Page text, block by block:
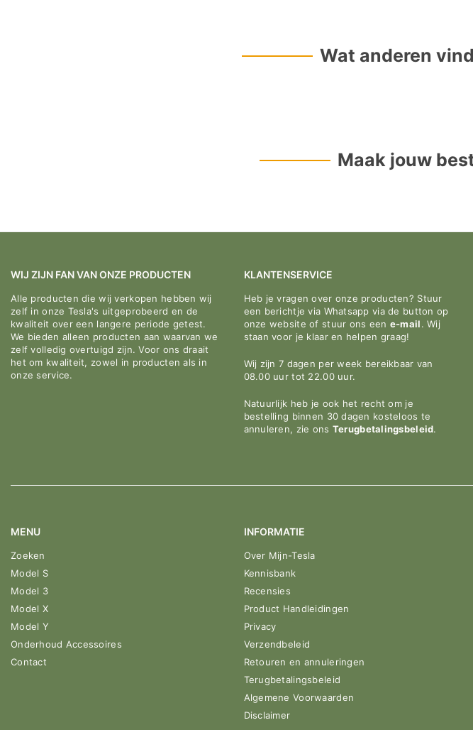
Wat anderen
Maak jouw
WIJ ZIJN FAN VAN ONZE PRODUCTEN
Alle producten die wij verkopen hebben wij
zelf in onze Tesla's uitgeprobeerd en de
kwaliteit over een langere periode getest.
We bieden alleen producten aan waarvan we
zelf volledig overtuigd zijn. Voor ons draait
het om kwaliteit, zowel in producten als in
onze service.
KLANTENSERVICE
Heb je vragen over onze producten? Stuur
een berichtje via Whatsapp via de button op
onze website of stuur ons een e-mail. Wij
staan voor je klaar en helpen graag!
Wij zijn 7 dagen per week bereikbaar van
08.00 uur tot 22.00 uur.
Natuurlijk heb je ook het recht om je
bestelling binnen 30 dagen kosteloos te
annuleren, zie ons Terugbetalingsbeleid.
MENU
Zoeken
Model S
Model 3
Model X
Model Y
Onderhoud Accessoires
Contact
INFORMATIE
Over Mijn-Tesla
Kennisbank
Recensies
Product Handleidingen
Privacy
Verzendbeleid
Retouren en annuleringen
Terugbetalingsbeleid
Algemene Voorwaarden
Disclaimer